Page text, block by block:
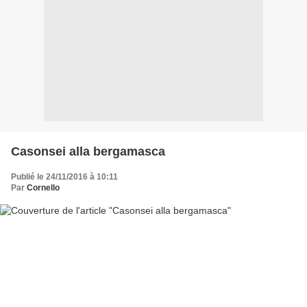
Casonsei alla bergamasca
Publié le 24/11/2016 à 10:11
Par Cornello